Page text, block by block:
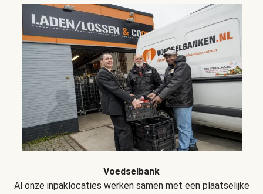
Voedselbank
Al onze inpaklocaties werken samen met een plaatselijke